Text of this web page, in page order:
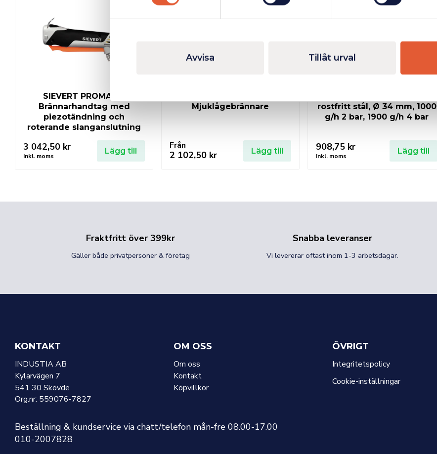
Avvisa Tillåt urval
SIEVERT PROMATIC
Brännarhandtag med
piezotändning och
roterande slanganslutning
3 042,50 kr
Inkl. moms
Lägg till
Mjuklågebrännare
Från
2 102,50 kr Lägg till
rostfritt stål, Ø 34 mm, 1000
g/h 2 bar, 1900 g/h 4 bar
908,75 kr
Inkl. moms
Lägg till
Fraktfritt över 399kr
Gäller både privatpersoner & företag
Snabba leveranser
Vi levererar oftast inom 1-3 arbetsdagar.
KONTAKT
INDUSTIA AB
Kylarvägen 7
541 30 Skövde
Org.nr: 559076-7827
OM OSS
Om oss
Kontakt
Köpvillkor
ÖVRIGT
Integritetspolicy
Cookie-inställningar
Beställning & kundservice via chatt/telefon mån-fre 08.00-17.00
010-2007828